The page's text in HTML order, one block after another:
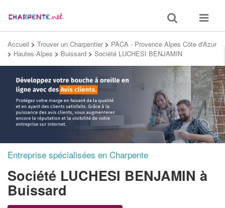
Toggle
search
Toggle
Accueil > Trouver un Charpentier > PACA - Provence Alpes Côte d'Azur
> Hautes-Alpes > Buissard > Société LUCHESI BENJAMIN
Entreprise spécialisées en Charpente
Société LUCHESI BENJAMIN à
Buissard